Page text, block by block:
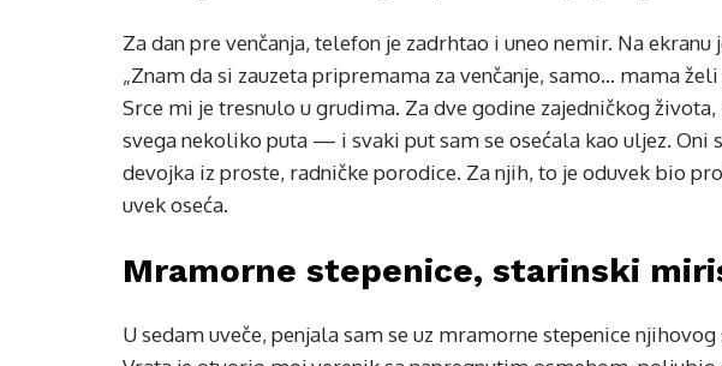
Za dan pre venčanja, telefon je zadrhtao i uneo nemir. Na
„Znam da si zauzeta pripremama za venčanje, samo… mama
Srce mi je tresnulo u grudima. Za dve godine zajedničkog
svega nekoliko puta — i svaki put sam se osećala kao uljez. Oni
devojka iz proste, radničke porodice. Za njih, to je oduvek bio
uvek oseća.
Mramorne stepenice, starinski
U sedam uveče, penjala sam se uz mramorne stepenice